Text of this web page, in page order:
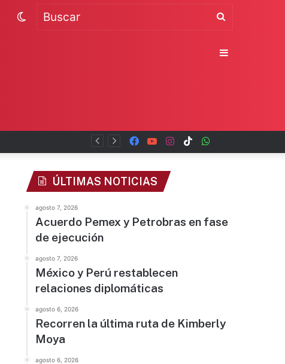
TikTok
Instagram
YouTube
Facebook
Switch
ÚLTIMAS NOTICIAS
agosto 7, 2026
Acuerdo Pemex y Petrobras en fase
de ejecución
agosto 7, 2026
México y Perú restablecen
relaciones diplomáticas
agosto 6, 2026
Recorren la última ruta de Kimberly
Moya
agosto 6, 2026